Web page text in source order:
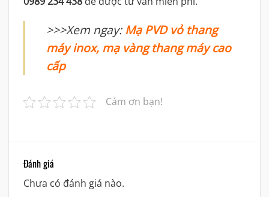
>>>Xem ngay:Mạ PVD vỏ thang
máy inox, mạ vàng thang máy cao
cấp
Cảm ơn bạn!
Đánh giá
Chưa có đánh giá nào.